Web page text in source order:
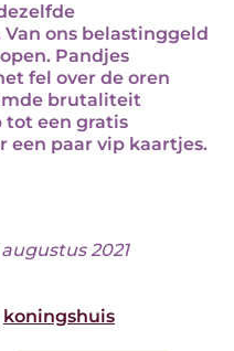
ons belastinggeld
Pandjes
fel over de oren
brutaliteit
tot een gratis
een paar vip kaartjes.
2021
koningshuis